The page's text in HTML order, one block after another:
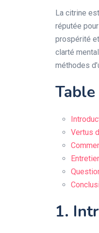
La citrine
réputée
prospérité
clarté
méthodes
Vertus
1.